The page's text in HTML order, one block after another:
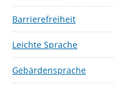
Barrierefreiheit
Leichte Sprache
Gebärdensprache